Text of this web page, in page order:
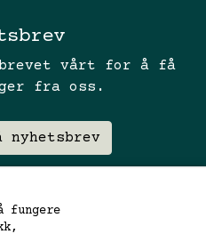
vårt for å få
fra oss.
nyhetsbrev
fungere